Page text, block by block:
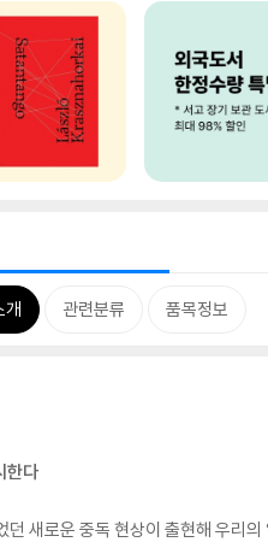
개 관련분류 품목정보
한다
새로운 중독 현상이 출현해 우리